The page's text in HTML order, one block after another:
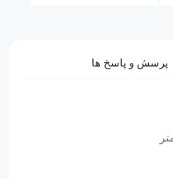
پرسش و پاسخ ها